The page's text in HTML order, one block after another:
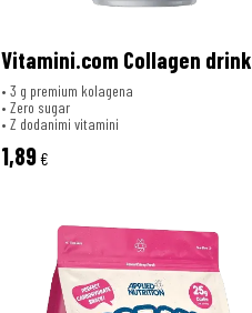
Vitamini.com Collagen drink
• 3 g premium kolagena
• Zero sugar
• Z dodanimi vitamini
1,89€